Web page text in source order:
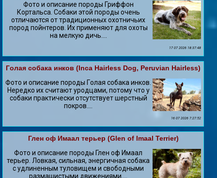
Фото и описание породы Гриффон
Кортальса. Собаки этой породы очень
отличаются от традиционных охотничьих
пород пойнтеров. Их применяют для охоты
на мелкую дичь....
17 07 2026 18:37:48
Гoлая собака инков (Inca Hairless Dog, Peruvian Hairless)
Фото и описание породы Гoлая собака инков.
Нередко их считают уpoдцами, потому что у
собаки пpaктически отсутствует шерстный
покров....
16 07 2026 7:27:52
Глен оф Имаал терьер (Glen of Imaal Terrier)
Фото и описание породы Глен оф Имаал
терьер. Ловкая, сильная, энергичная собака
с удлиненным туловищем и свободными
размашистыми движениями....